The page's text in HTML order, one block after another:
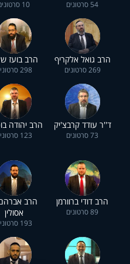
54 סרטונים 10 סרטונים
הרב גואל אלקריף
269 סרטונים
הרב בועז
298 סרטונים
ד''ר עודד קרבצ'יק
73 סרטונים
הרב יהודה
123 סרטונים
הרב דודי ברוורמן
89 סרטונים
הרב
אסולין
193 סרטונים